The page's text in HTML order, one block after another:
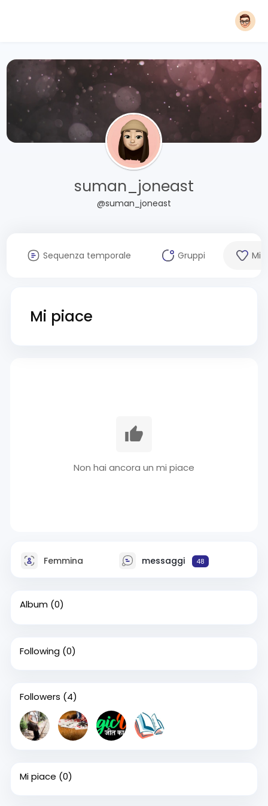
suman_joneast
@suman_joneast
Sequenza temporale Gruppi Mi
Mi piace
Non hai ancora un mi piace
Femmina messaggi 48
Album (0)
Following (0)
Followers (4)
Mi piace (0)